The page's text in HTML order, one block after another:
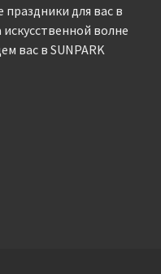
для вас в
волне
вас в SUNPARK